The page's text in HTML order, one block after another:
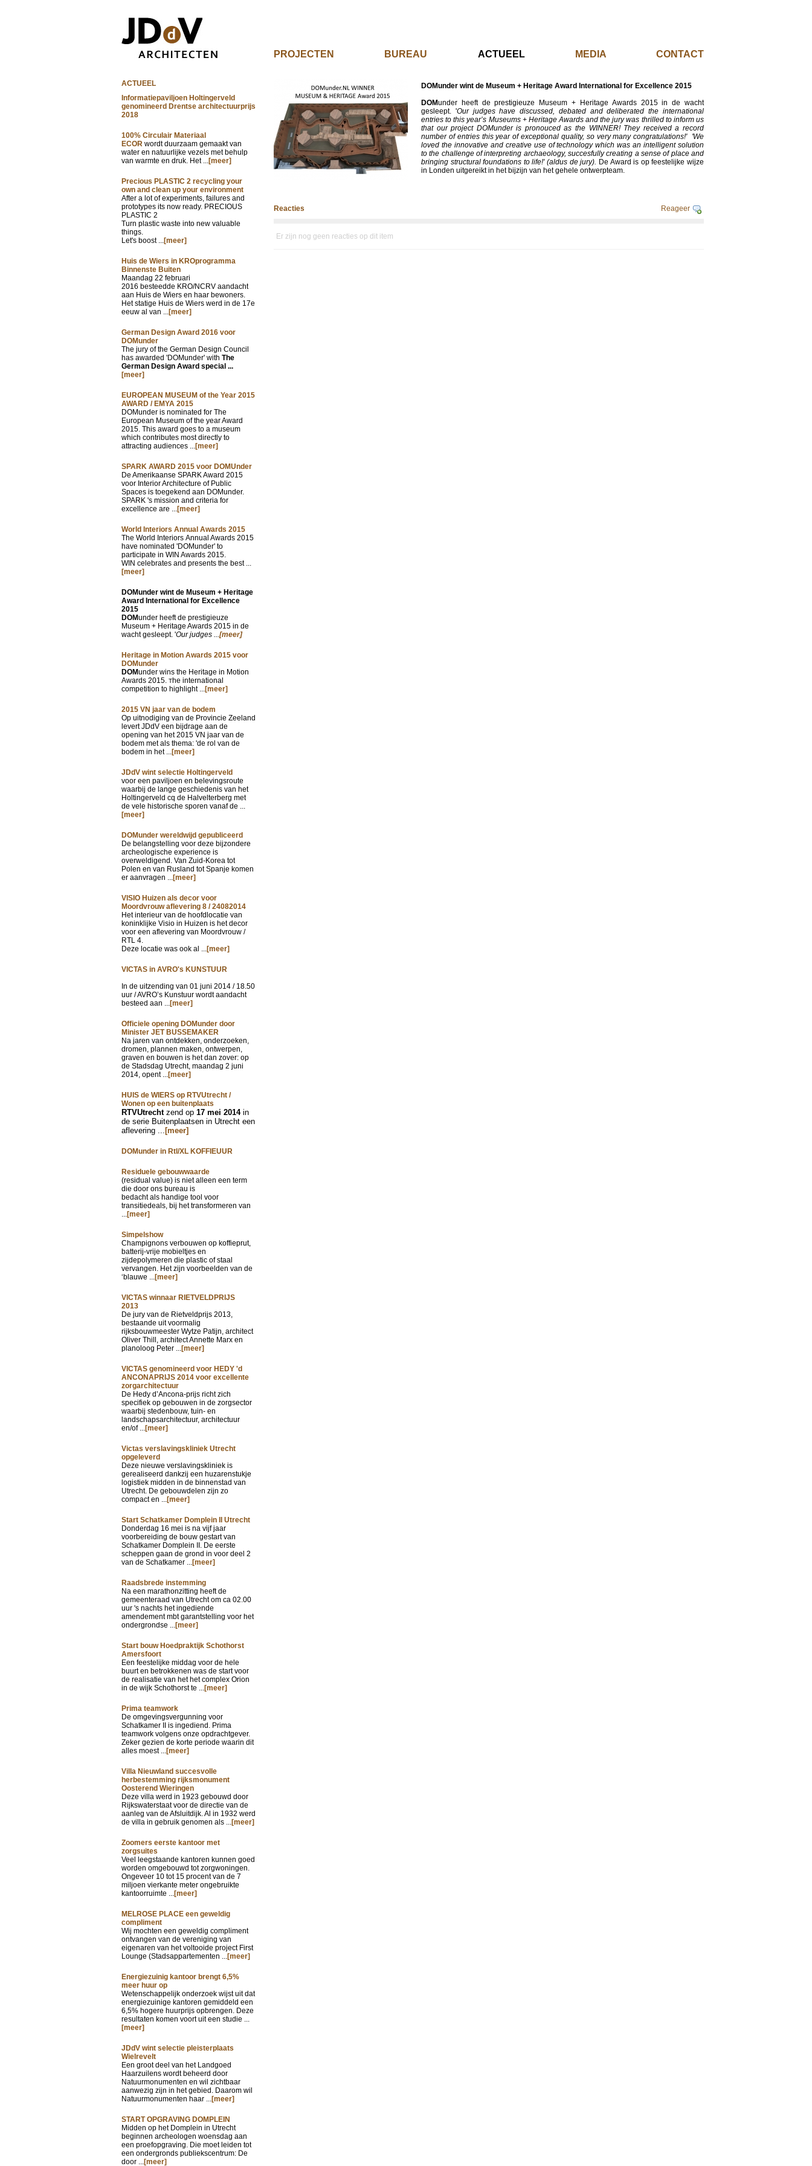
PROJECTEN BUREAU ACTUEEL MEDIA CONTACT
ACTUEEL
Informatiepaviljoen Holtingerveld
genomineerd Drentse architectuurprijs
2018
100% Circulair Materiaal
ECOR wordt duurzaam gemaakt van
water en natuurlijke vezels met behulp
van warmte en druk. Het ...[meer]
Precious PLASTIC 2 recycling your
own and clean up your environment
After a lot of experiments, failures and
prototypes its now ready. PRECIOUS
PLASTIC 2
Turn plastic waste into new valuable
things.
Let's boost ...[meer]
Huis de Wiers in KROprogramma
Binnenste Buiten
Maandag 22 februari
2016 besteedde KRO/NCRV aandacht
aan Huis de Wiers en haar bewoners.
Het statige Huis de Wiers werd in de 17e
eeuw al van ...[meer]
German Design Award 2016 voor
DOMunder
The jury of the German Design Council
has awarded 'DOMunder' with The
German Design Award special ...
[meer]
EUROPEAN MUSEUM of the Year 2015
AWARD / EMYA 2015
DOMunder is nominated for The
European Museum of the year Award
2015. This award goes to a museum
which contributes most directly to
attracting audiences ...[meer]
SPARK AWARD 2015 voor DOMUnder
De Amerikaanse SPARK Award 2015
voor Interior Architecture of Public
Spaces is toegekend aan DOMunder.
SPARK 's mission and criteria for
excellence are ...[meer]
World Interiors Annual Awards 2015
The World Interiors Annual Awards 2015
have nominated 'DOMunder' to
participate in WIN Awards 2015.
WIN celebrates and presents the best ...
[meer]
DOMunder wint de Museum + Heritage
Award International for Excellence
2015
DOMunder heeft de prestigieuze
Museum + Heritage Awards 2015 in de
wacht gesleept. 'Our judges ...[meer]
Heritage in Motion Awards 2015 voor
DOMunder
DOMunder wins the Heritage in Motion
Awards 2015. The international
competition to highlight ...[meer]
2015 VN jaar van de bodem
Op uitnodiging van de Provincie Zeeland
levert JDdV een bijdrage aan de
opening van het 2015 VN jaar van de
bodem met als thema: 'de rol van de
bodem in het ...[meer]
JDdV wint selectie Holtingerveld
voor een paviljoen en belevingsroute
waarbij de lange geschiedenis van het
Holtingerveld cq de Halvelterberg met
de vele historische sporen vanaf de ...
[meer]
DOMunder wereldwijd gepubliceerd
De belangstelling voor deze bijzondere
archeologische experience is
overweldigend. Van Zuid-Korea tot
Polen en van Rusland tot Spanje komen
er aanvragen ...[meer]
VISIO Huizen als decor voor
Moordvrouw aflevering 8 / 24082014
Het interieur van de hoofdlocatie van
koninklijke Visio in Huizen is het decor
voor een aflevering van Moordvrouw /
RTL 4.
Deze locatie was ook al ...[meer]
VICTAS in AVRO's KUNSTUUR
In de uitzending van 01 juni 2014 / 18.50
uur / AVRO’s Kunstuur wordt aandacht
besteed aan ...[meer]
Officiele opening DOMunder door
Minister JET BUSSEMAKER
Na jaren van ontdekken, onderzoeken,
dromen, plannen maken, ontwerpen,
graven en bouwen is het dan zover: op
de Stadsdag Utrecht, maandag 2 juni
2014, opent ...[meer]
HUIS de WIERS op RTVUtrecht /
Wonen op een buitenplaats
RTVUtrechtzend op 17 mei 2014 in
de serie Buitenplaatsen in Utrecht een
aflevering ... [meer]
DOMunder in Rtl/XL KOFFIEUUR
Residuele gebouwwaarde
(residual value) is niet alleen een term
die door ons bureau is
bedacht als handige tool voor
transitiedeals, bij het transformeren van
...[meer]
Simpelshow
Champignons verbouwen op koffieprut,
batterij-vrije mobieltjes en
zijdepolymeren die plastic of staal
vervangen. Het zijn voorbeelden van de
‘blauwe ...[meer]
VICTAS winnaar RIETVELDPRIJS
2013
De jury van de Rietveldprijs 2013,
bestaande uit voormalig
rijksbouwmeester Wytze Patijn, architect
Oliver Thill, architect Annette Marx en
planoloog Peter ...[meer]
VICTAS genomineerd voor HEDY 'd
ANCONAPRIJS 2014 voor excellente
zorgarchitectuur
De Hedy d’Ancona-prijs richt zich
specifiek op gebouwen in de zorgsector
waarbij stedenbouw, tuin- en
landschapsarchitectuur, architectuur
en/of ...[meer]
Victas verslavingskliniek Utrecht
opgeleverd
Deze nieuwe verslavingskliniek is
gerealiseerd dankzij een huzarenstukje
logistiek midden in de binnenstad van
Utrecht. De gebouwdelen zijn zo
compact en ...[meer]
Start Schatkamer Domplein II Utrecht
Donderdag 16 mei is na vijf jaar
voorbereiding de bouw gestart van
Schatkamer Domplein II. De eerste
scheppen gaan de grond in voor deel 2
van de Schatkamer ...[meer]
Raadsbrede instemming
Na een marathonzitting heeft de
gemeenteraad van Utrecht om ca 02.00
uur 's nachts het ingediende
amendement mbt garantstelling voor het
ondergrondse ...[meer]
Start bouw Hoedpraktijk Schothorst
Amersfoort
Een feestelijke middag voor de hele
buurt en betrokkenen was de start voor
de realisatie van het het complex Orion
in de wijk Schothorst te ...[meer]
Prima teamwork
De omgevingsvergunning voor
Schatkamer II is ingediend. Prima
teamwork volgens onze opdrachtgever.
Zeker gezien de korte periode waarin dit
alles moest ...[meer]
Villa Nieuwland succesvolle
herbestemming rijksmonument
Oosterend Wieringen
Deze villa werd in 1923 gebouwd door
Rijkswaterstaat voor de directie van de
aanleg van de Afsluitdijk. Al in 1932 werd
de villa in gebruik genomen als ...[meer]
Zoomers eerste kantoor met
zorgsuites
Veel leegstaande kantoren kunnen goed
worden omgebouwd tot zorgwoningen.
Ongeveer 10 tot 15 procent van de 7
miljoen vierkante meter ongebruikte
kantoorruimte ...[meer]
MELROSE PLACE een geweldig
compliment
Wij mochten een geweldig compliment
ontvangen van de vereniging van
eigenaren van het voltooide project First
Lounge (Stadsappartementen ...[meer]
Energiezuinig kantoor brengt 6,5%
meer huur op
Wetenschappelijk onderzoek wijst uit dat
energiezuinige kantoren gemiddeld een
6,5% hogere huurprijs opbrengen. Deze
resultaten komen voort uit een studie ...
[meer]
JDdV wint selectie pleisterplaats
Wielrevelt
Een groot deel van het Landgoed
Haarzuilens wordt beheerd door
Natuurmonumenten en wil zichtbaar
aanwezig zijn in het gebied. Daarom wil
Natuurmonumenten haar ...[meer]
START OPGRAVING DOMPLEIN
Midden op het Domplein in Utrecht
beginnen archeologen woensdag aan
een proefopgraving. Die moet leiden tot
een ondergronds publiekscentrum: De
door ...[meer]
DOMunder wint de Museum + Heritage Award International for Excellence 2015
DOMunder heeft de prestigieuze Museum + Heritage Awards 2015 in de wacht
gesleept. 'Our judges have discussed, debated and deliberated the international
entries to this year’s Museums + Heritage Awards and the jury was thrilled to inform us
that our project DOMunder is pronouced as the WINNER! They received a record
number of entries this year of exceptional quality, so very many congratulations!' 'We
loved the innovative and creative use of technology which was an intelligent solution
to the challenge of interpreting archaeology, succesfully creating a sense of place and
bringing structural foundations to life!' (aldus de jury). De Award is op feestelijke wijze
in Londen uitgereikt in het bijzijn van het gehele ontwerpteam.
Reacties Reageer
Er zijn nog geen reacties op dit item